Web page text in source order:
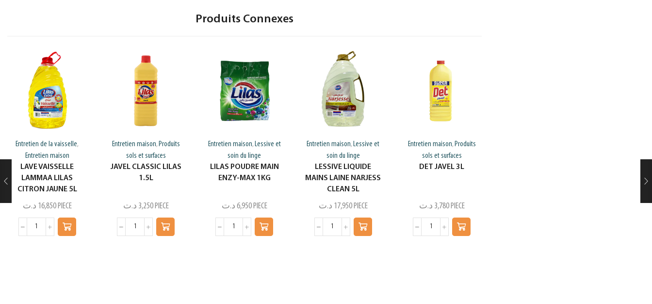
Produits Connexes
Entretien de la vaisselle,
Entretien maison
LAVE VAISSELLE
LAMMAA LILAS
CITRON JAUNE 5L
16,850 د.ت PIECE
Entretien maison, Produits
sols et surfaces
JAVEL CLASSIC LILAS
1.5L
3,250 د.ت PIECE
Entretien maison, Lessive et
soin du linge
LILAS POUDRE MAIN
ENZY-MAX 1KG
6,950 د.ت PIECE
Entretien maison,Lessive et
soin du linge
LESSIVE LIQUIDE
MAINS LAINE NARJESS
CLEAN 5L
17,950 د.ت PIECE
Entretien maison, Produits
sols et surfaces
DET JAVEL 3L
3,780 د.ت PIECE
LILAS